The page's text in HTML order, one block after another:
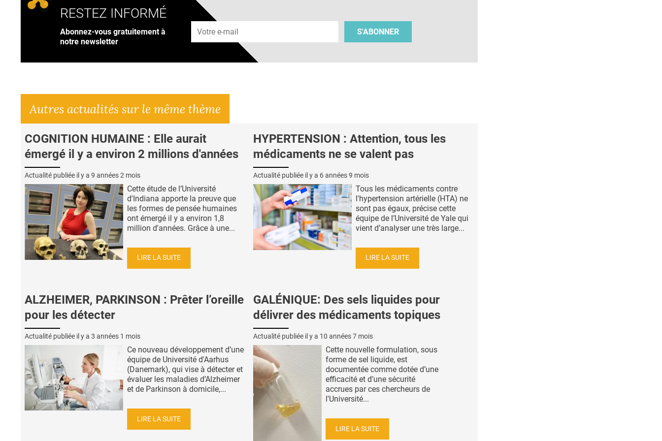
RESTEZ INFORMÉ
Abonnez-vous gratuitement à
notre newsletter
Adresse e-mail
S'ABONNER
Autres actualités sur le même thème
COGNITION HUMAINE : Elle aurait
émergé il y a environ 2 millions d'années
Actualité publiée il y a 9 années 2 mois
Cette étude de l’Université
d'Indiana apporte la preuve que
les formes de pensée humaines
ont émergé il y a environ 1,8
million d'années. Grâce à une...
LIRE LA SUITE
HYPERTENSION : Attention, tous les
médicaments ne se valent pas
Actualité publiée il y a 6 années 9 mois
Tous les médicaments contre
l'hypertension artérielle (HTA) ne
sont pas égaux, précise cette
équipe de l’Université de Yale qui
vient d’analyser une très large...
LIRE LA SUITE
ALZHEIMER, PARKINSON : Prêter l’oreille
pour les détecter
Actualité publiée il y a 3 années 1 mois
Ce nouveau développement d’une
équipe de Université d'Aarhus
(Danemark), qui vise à détecter et
évaluer les maladies d’Alzheimer
et de Parkinson à domicile,...
LIRE LA SUITE
GALÉNIQUE: Des sels liquides pour
délivrer des médicaments topiques
Actualité publiée il y a 10 années 7 mois
Cette nouvelle formulation, sous
forme de sel liquide, est
documentée comme dotée d’une
efficacité et d’une sécurité
accrues par ces chercheurs de
l'Université...
LIRE LA SUITE